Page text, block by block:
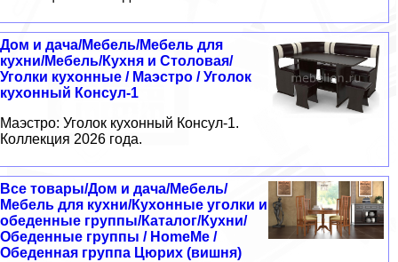
Дом и дача/Мебель/Мебель для
кухни/Мебель/Кухня и Столовая/
Уголки кухонные / Маэстро / Уголок
кухонный Консул-1
Маэстро: Уголок кухонный Консул-1.
Коллекция 2026 года.
Все товары/Дом и дача/Мебель/
Мебель для кухни/Кухонные уголки и
обеденные группы/Каталог/Кухни/
Обеденные группы / HomeMe /
Обеденная группа Цюрих (вишня)